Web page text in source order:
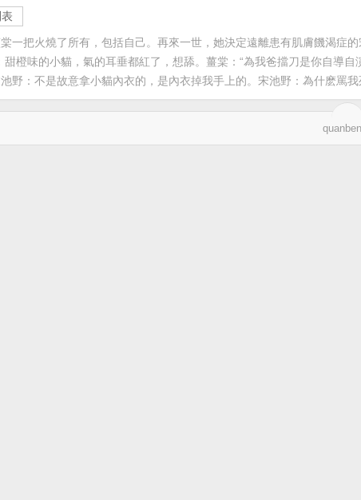
一把火燒了所有，包括自己。再來一世，她決定遠離患有肌膚饑渴症
甜橙味的小貓，氣的耳垂都紅了，想舔。薑棠：“為我爸擋刀是你自導
野：不是故意拿小貓內衣的，是內衣掉我手上的。宋池野：為什麽罵